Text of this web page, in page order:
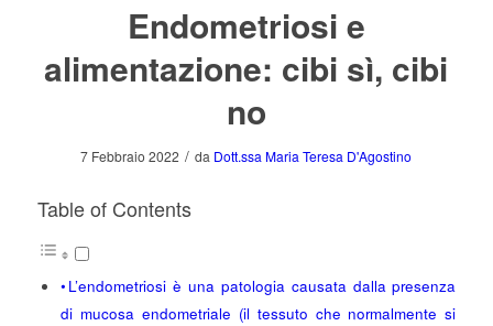
Endometriosi e
alimentazione: cibi sì, cibi
no
7 Febbraio 2022 / da Dott.ssa Maria Teresa D'Agostino
Table of Contents
L’endometriosi è una patologia causata dalla presenza
di mucosa endometriale (il tessuto che normalmente si